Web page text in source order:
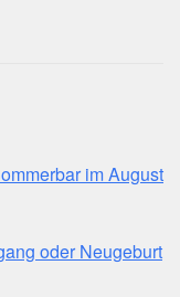
im August
oder Neugeburt